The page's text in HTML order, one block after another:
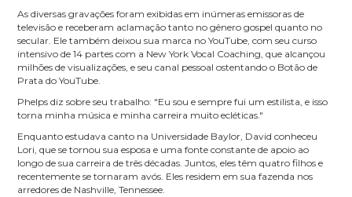
As diversas gravações foram exibidas em inúmeras emissoras de
televisão e receberam aclamação tanto no gênero gospel quanto no
secular. Ele também deixou sua marca no YouTube, com seu curso
intensivo de 14 partes com a New York Vocal Coaching, que alcançou
milhões de visualizações, e seu canal pessoal ostentando o Botão de
Prata do YouTube.
Phelps diz sobre seu trabalho: "Eu sou e sempre fui um estilista, e isso
torna minha música e minha carreira muito ecléticas."
Enquanto estudava canto na Universidade Baylor, David conheceu
Lori, que se tornou sua esposa e uma fonte constante de apoio ao
longo de sua carreira de três décadas. Juntos, eles têm quatro filhos e
recentemente se tornaram avós. Eles residem em sua fazenda nos
arredores de Nashville, Tennessee.